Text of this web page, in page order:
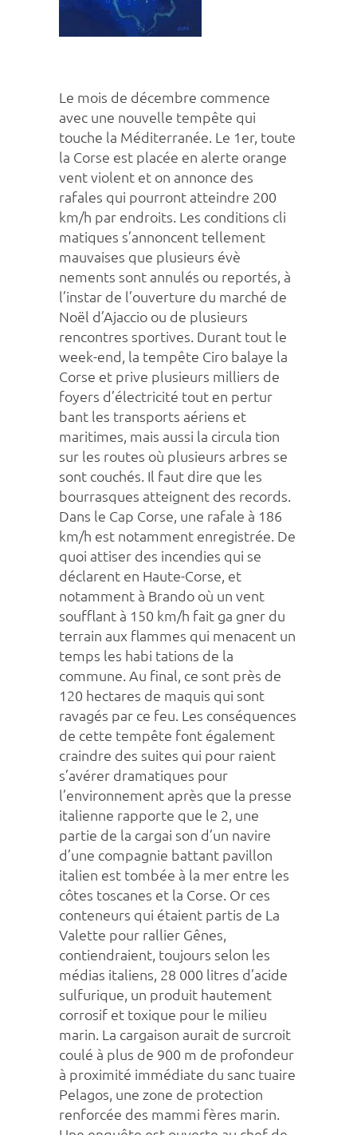
Le mois de décembre commence
avec une nouvelle tempête qui
touche la Méditerranée. Le 1er, toute
la Corse est placée en alerte orange
vent violent et on annonce des
rafales qui pourront atteindre 200
km/h par endroits. Les conditions cli
matiques s’annoncent tellement
mauvaises que plusieurs évè
nements sont annulés ou reportés, à
l’instar de l’ouverture du marché de
Noël d’Ajaccio ou de plusieurs
rencontres sportives. Durant tout le
week-end, la tempête Ciro balaye la
Corse et prive plusieurs milliers de
foyers d’électricité tout en pertur
bant les transports aériens et
maritimes, mais aussi la circula tion
sur les routes où plusieurs arbres se
sont couchés. Il faut dire que les
bourrasques atteignent des records.
Dans le Cap Corse, une rafale à 186
km/h est notamment enregistrée. De
quoi attiser des incendies qui se
déclarent en Haute-Corse, et
notamment à Brando où un vent
soufflant à 150 km/h fait ga gner du
terrain aux flammes qui menacent un
temps les habi tations de la
commune. Au final, ce sont près de
120 hectares de maquis qui sont
ravagés par ce feu. Les conséquences
de cette tempête font également
craindre des suites qui pour raient
s’avérer dramatiques pour
l’environnement après que la presse
italienne rapporte que le 2, une
partie de la cargai son d’un navire
d’une compagnie battant pavillon
italien est tombée à la mer entre les
côtes toscanes et la Corse. Or ces
conteneurs qui étaient partis de La
Valette pour rallier Gênes,
contiendraient, toujours selon les
médias italiens, 28 000 litres d’acide
sulfurique, un produit hautement
corrosif et toxique pour le milieu
marin. La cargaison aurait de surcroit
coulé à plus de 900 m de profondeur
à proximité immédiate du sanc tuaire
Pelagos, une zone de protection
renforcée des mammi fères marin.